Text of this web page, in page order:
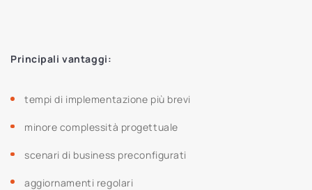
Principali vantaggi:
tempi di implementazione più brevi
minore complessità progettuale
scenari di business preconfigurati
aggiornamenti regolari